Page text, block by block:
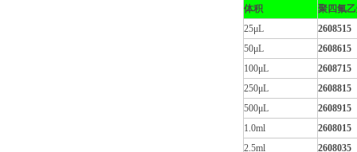
体积
聚四氟
25μL
2608515
50μL
2608615
100μL
2608715
250μL
2608815
500μL
2608915
1.0ml
2608015
2.5ml
2608035